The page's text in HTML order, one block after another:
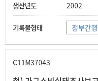
2002
정부간
C11M37043